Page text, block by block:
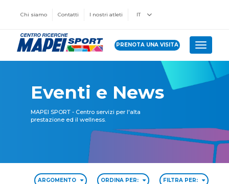
Chi siamo Contatti I nostri atleti IT
PRENOTA UNA VISITA Toggle
Eventi e News
MAPEI SPORT - Centro servizi per l'alta
prestazione ed il wellness.
ARGOMENTO ORDINA PER: FILTRA PER: